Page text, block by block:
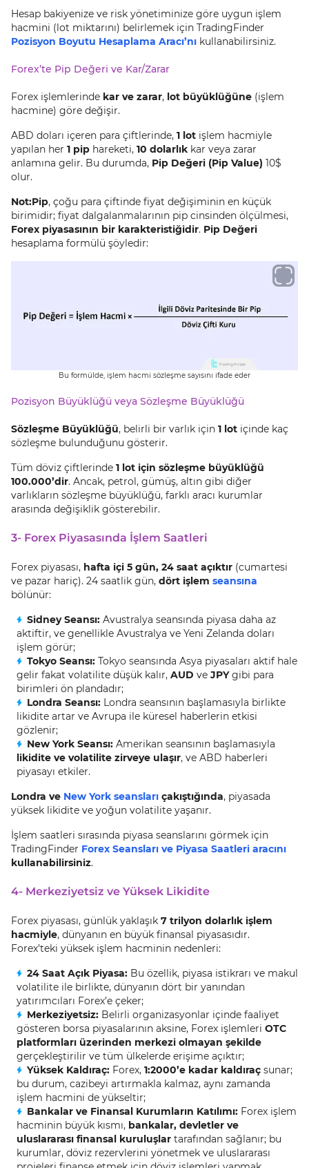
Hesap bakiyenize ve risk yönetiminize göre uygun işlem
hacmini (lot miktarını) belirlemek için TradingFinder
Pozisyon Boyutu Hesaplama Aracı’nı kullanabilirsiniz.
Forex’te Pip Değeri ve Kar/Zarar
Forex işlemlerinde kar ve zarar, lot büyüklüğüne (işlem
hacmine) göre değişir.
ABD doları içeren para çiftlerinde, 1 lot işlem hacmiyle
yapılan her 1 pip hareketi, 10 dolarlık kar veya zarar
anlamına gelir. Bu durumda, Pip Değeri (Pip Value) 10$
olur.
Not:Pip, çoğu para çiftinde fiyat değişiminin en küçük
birimidir; fiyat dalgalanmalarının pip cinsinden ölçülmesi,
Forex piyasasının bir karakteristiğidir. Pip Değeri
hesaplama formülü şöyledir:
Bu formülde, işlem hacmi sözleşme sayısını ifade eder
Pozisyon Büyüklüğü veya Sözleşme Büyüklüğü
Sözleşme Büyüklüğü, belirli bir varlık için 1 lot içinde kaç
sözleşme bulunduğunu gösterir.
Tüm döviz çiftlerinde 1 lot için sözleşme büyüklüğü
100.000’dir. Ancak, petrol, gümüş, altın gibi diğer
varlıkların sözleşme büyüklüğü, farklı aracı kurumlar
arasında değişiklik gösterebilir.
3- Forex Piyasasında İşlem Saatleri
Forex piyasası, hafta içi 5 gün, 24 saat açıktır (cumartesi
ve pazar hariç). 24 saatlik gün, dört işlem seansına
bölünür:
Sidney Seansı: Avustralya seansında piyasa daha az
aktiftir, ve genellikle Avustralya ve Yeni Zelanda doları
işlem görür;
Tokyo Seansı: Tokyo seansında Asya piyasaları aktif hale
gelir fakat volatilite düşük kalır, AUD ve JPYgibi para
birimleri ön plandadır;
Londra Seansı: Londra seansının başlamasıyla birlikte
likidite artar ve Avrupa ile küresel haberlerin etkisi
gözlenir;
New York Seansı: Amerikan seansının başlamasıyla
likidite ve volatilite zirveye ulaşır, ve ABD haberleri
piyasayı etkiler.
Londra ve New York seansları çakıştığında, piyasada
yüksek likidite ve yoğun volatilite yaşanır.
İşlem saatleri sırasında piyasa seanslarını görmek için
TradingFinder Forex Seansları ve Piyasa Saatleri aracını
kullanabilirsiniz.
4- Merkeziyetsiz ve Yüksek Likidite
Forex piyasası, günlük yaklaşık 7 trilyon dolarlık işlem
hacmiyle, dünyanın en büyük finansal piyasasıdır.
Forex’teki yüksek işlem hacminin nedenleri:
24 Saat Açık Piyasa: Bu özellik, piyasa istikrarı ve makul
volatilite ile birlikte, dünyanın dört bir yanından
yatırımcıları Forex’e çeker;
Merkeziyetsiz: Belirli organizasyonlar içinde faaliyet
gösteren borsa piyasalarının aksine, Forex işlemleri OTC
platformları üzerinden merkezi olmayan şekilde
gerçekleştirilir ve tüm ülkelerde erişime açıktır;
Yüksek Kaldıraç: Forex, 1:2000’e kadar kaldıraç sunar;
bu durum, cazibeyi artırmakla kalmaz, aynı zamanda
işlem hacmini de yükseltir;
Bankalar ve Finansal Kurumların Katılımı: Forex işlem
hacminin büyük kısmı, bankalar, devletler ve
uluslararası finansal kuruluşlar tarafından sağlanır; bu
kurumlar, döviz rezervlerini yönetmek ve uluslararası